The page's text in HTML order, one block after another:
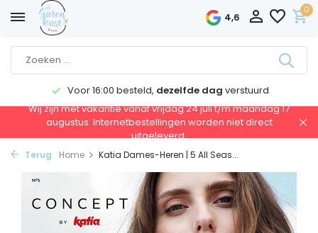
4,6
0
Voor 16:00 besteld, dezelfde dag verstuurd
Wij zijn met vakantie vanaf vrijdag 24 juli t/m maandag 17
augustus. Internetbestellingen worden niet direct
uitgeleverd.
Terug Home Katia Dames-Heren | 5 All Seas...